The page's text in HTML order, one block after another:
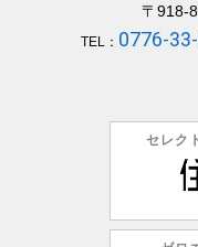
〒918-
TEL： 0776-
セレク